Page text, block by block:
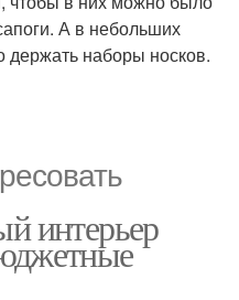
А в небольших
наборы носков.
интерьер